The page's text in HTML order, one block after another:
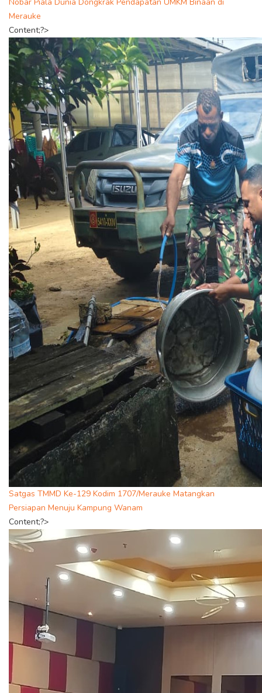
Merauke
Content;?>
Satgas TMMD Ke-129 Kodim 1707/Merauke Matangkan
Persiapan Menuju Kampung Wanam
Content;?>